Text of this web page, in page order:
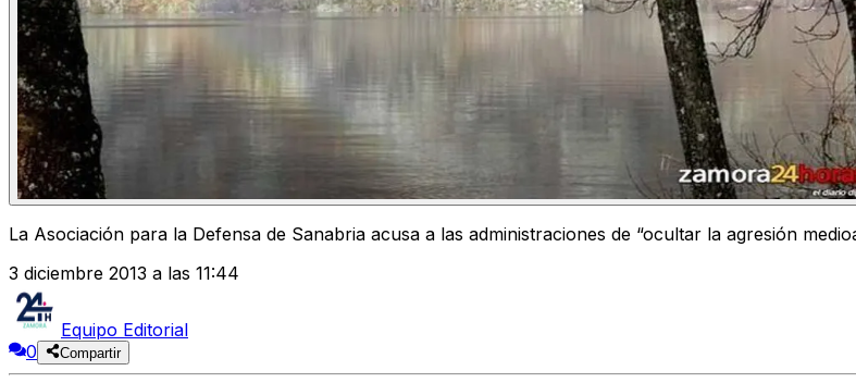
La Asociación para la Defensa de Sanabria acusa a las administraciones de “ocultar la agresión
3 diciembre 2013 a las 11:44
Equipo Editorial
0
Compartir